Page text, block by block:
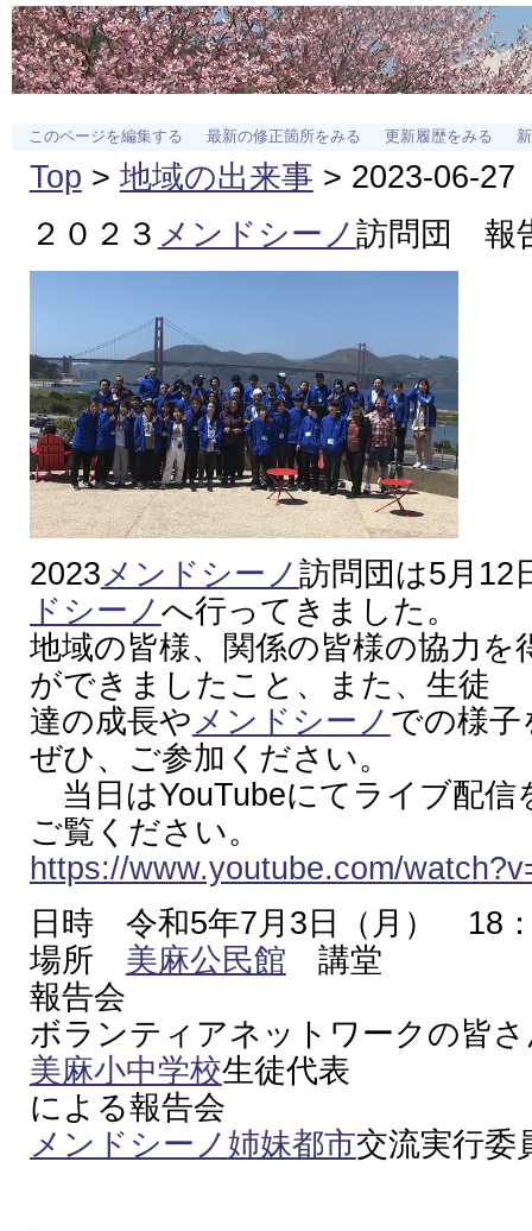
このページを編集する 最新の修正箇所をみる 更新履歴をみる
Top > 地域の出来事 > 2023-06-27
２０２３ メンドシーノ 訪問団 報
2023メンドシーノ 訪問団は5月12
ドシーノ へ行ってきました。
地域の皆様、関係の皆様の協力
ができましたこと、また、生徒
達の成長やメンドシーノ での様
ぜひ、ご参加ください。
当日はYouTubeにてライブ配信
ご覧ください。
https://www.youtube.com/
日時 令和5年7月3日（月） 18
場所 美麻公民館 講堂
報告会
ボランティアネットワークの皆
美麻小中学校生徒代表
による報告会
メンドシーノ 姉妹都市交流実行委